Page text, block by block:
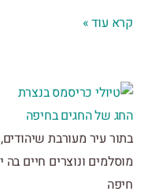
עוד »
של החגים בחיפה
עיר מעורבת שיהודים,
ונוצרים חיים בה יחדיו,